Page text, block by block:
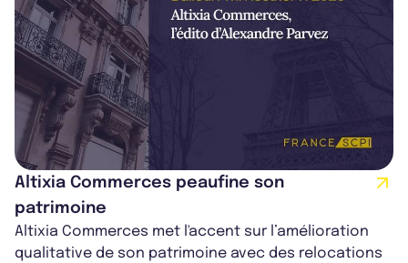
Altixia Commerces peaufine son
patrimoine
Altixia Commerces met l'accent sur l’amélioration
qualitative de son patrimoine avec des relocations